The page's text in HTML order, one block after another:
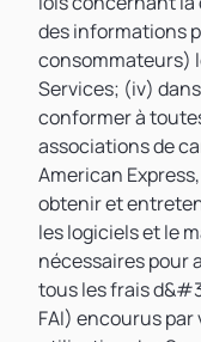
des informations
consommateurs)
Services; (iv)
conformer à
associations de
American
obtenir et
les logiciels et le
nécessaires pour
tous les frais
FAI) encourus par